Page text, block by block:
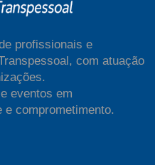
profissionais e
com atuação
eventos em
e comprometimento.